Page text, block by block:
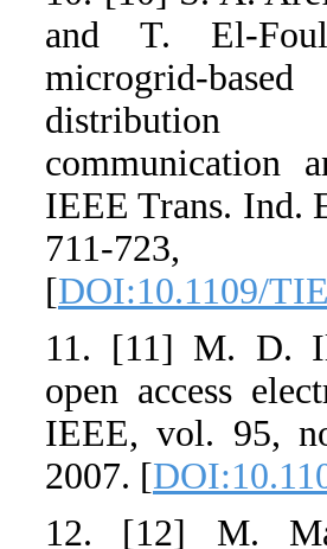
and T. El-
microgrid-
IEEE Trans.
711-
[DOI:10.1109/
11. [11] M.
open access
IEEE, vol.
2007. [
12. [12] M.